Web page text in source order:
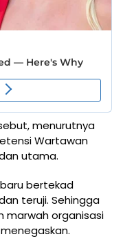
menurutnya
Wartawan
utama.
baru bertekad
teruji. Sehingga
marwah organisasi